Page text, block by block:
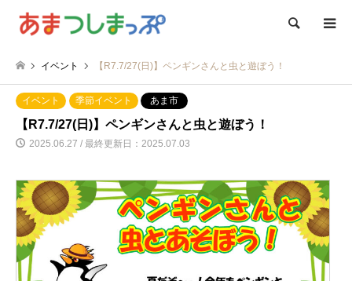
検索
イベント 【R7.7/27(日)】ペンギンさんと虫と遊ぼう！
イベント 季節イベント あま市
【R7.7/27(日)】ペンギンさんと虫と遊ぼう！
2025.06.27 / 最終更新日：2025.07.03